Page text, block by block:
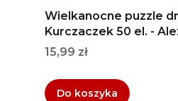
Wielkanocne puzzle
Kurczaczek 50 el. -
Cena
15,99 zł
Do koszyka